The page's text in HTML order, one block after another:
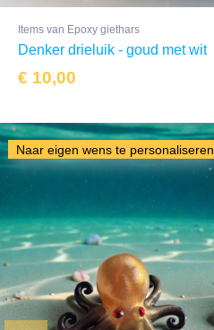
Items van Epoxy giethars
Denker drieluik - goud met wit
€ 10,00
Naar eigen wens te personaliseren